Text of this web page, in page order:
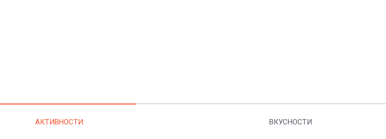
АКТИВНОСТИ ВКУСНОСТИ